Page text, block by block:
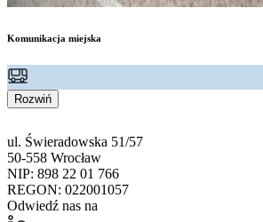
Komunikacja miejska
Rozwiń
ul. Świeradowska 51/57
50-558 Wrocław
NIP: 898 22 01 766
REGON: 022001057
Odwiedź nas na